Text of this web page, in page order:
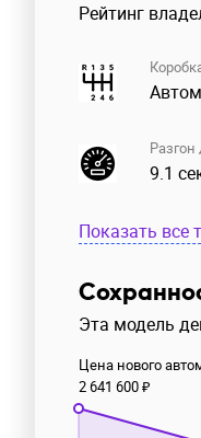
Рейтинг
9.1
Показать все
Эта модель
Цена нового
2 641 600 ₽